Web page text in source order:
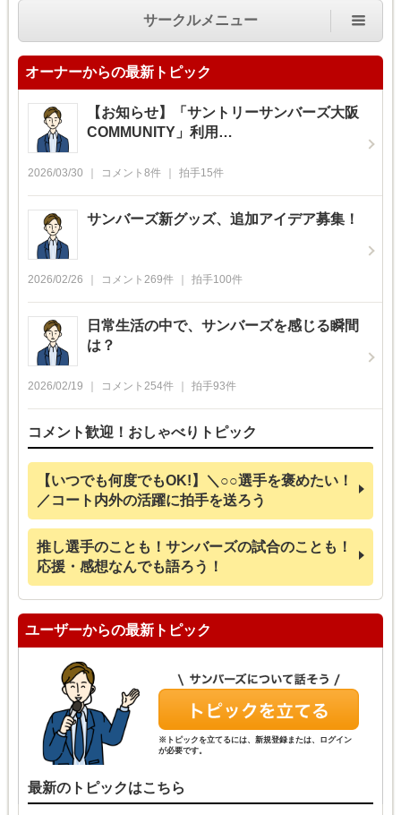
サークルメニュー
オーナーからの最新トピック
【お知らせ】「サントリーサンバーズ大阪
COMMUNITY」利用…
2026/03/30 コメント 8件 拍手15件
サンバーズ新グッズ、追加アイデア募集！
2026/02/26 コメント 269件 拍手100件
日常生活の中で、サンバーズを感じる瞬間
は？
2026/02/19 コメント 254件 拍手93件
コメント歓迎！おしゃべりトピック
【いつでも何度でもOK!】＼○○選手を褒めたい！
／コート内外の活躍に拍手を送ろう
推し選手のことも！サンバーズの試合のことも！
応援・感想なんでも語ろう！
ユーザーからの最新トピック
※トピックを立てるには、新規登録または、ログイン
が必要です。
最新のトピックはこちら